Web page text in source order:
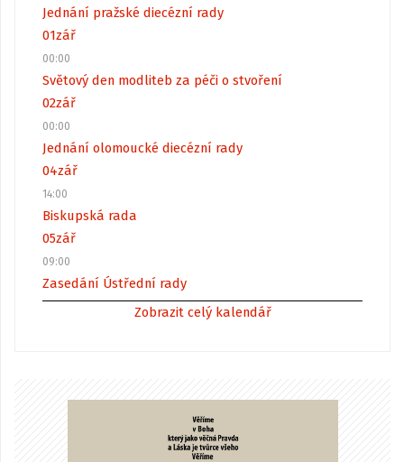
Jednání pražské diecézní rady
01zář
00:00
Světový den modliteb za péči o stvoření
02zář
00:00
Jednání olomoucké diecézní rady
04zář
14:00
Biskupská rada
05zář
09:00
Zasedání Ústřední rady
Zobrazit celý kalendář